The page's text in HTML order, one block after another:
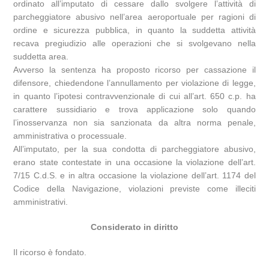
ordinato all’imputato di cessare dallo svolgere l’attività di
parcheggiatore abusivo nell’area aeroportuale per ragioni di
ordine e sicurezza pubblica, in quanto la suddetta attività
recava pregiudizio alle operazioni che si svolgevano nella
suddetta area.
Avverso la sentenza ha proposto ricorso per cassazione il
difensore, chiedendone l’annullamento per violazione di legge,
in quanto l’ipotesi contravvenzionale di cui all’art. 650 c.p. ha
carattere sussidiario e trova applicazione solo quando
l’inosservanza non sia sanzionata da altra norma penale,
amministrativa o processuale.
All’imputato, per la sua condotta di parcheggiatore abusivo,
erano state contestate in una occasione la violazione dell’art.
7/15 C.d.S. e in altra occasione la violazione dell’art. 1174 del
Codice della Navigazione, violazioni previste come illeciti
amministrativi.
Considerato in diritto
Il ricorso è fondato.